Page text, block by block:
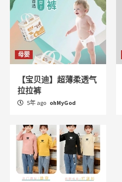
母婴
【宝贝迪】超薄柔透气
拉拉裤
5年 ago ohMyGod